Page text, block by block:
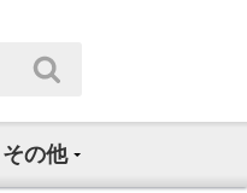
その他